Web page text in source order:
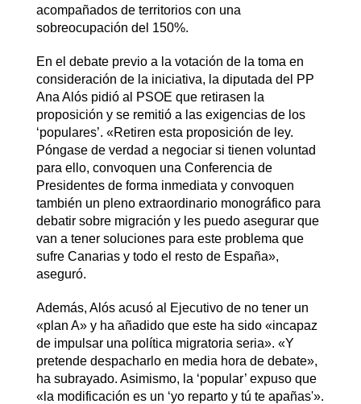
acompañados de territorios con una
sobreocupación del 150%.
En el debate previo a la votación de la toma en
consideración de la iniciativa, la diputada del PP
Ana Alós pidió al PSOE que retirasen la
proposición y se remitió a las exigencias de los
‘populares’. «Retiren esta proposición de ley.
Póngase de verdad a negociar si tienen voluntad
para ello, convoquen una Conferencia de
Presidentes de forma inmediata y convoquen
también un pleno extraordinario monográfico para
debatir sobre migración y les puedo asegurar que
van a tener soluciones para este problema que
sufre Canarias y todo el resto de España»,
aseguró.
Además, Alós acusó al Ejecutivo de no tener un
«plan A» y ha añadido que este ha sido «incapaz
de impulsar una política migratoria seria». «Y
pretende despacharlo en media hora de debate»,
ha subrayado. Asimismo, la ‘popular’ expuso que
«la modificación es un ‘yo reparto y tú te apañas'».